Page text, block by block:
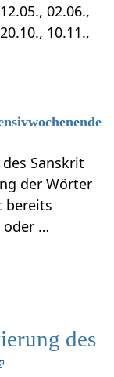
02.06.,
10.11.,
Sanskrit
der Wörter
bereits
oder …
des